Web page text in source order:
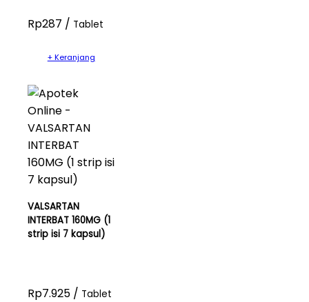
Rp287 / Tablet
+ Keranjang
VALSARTAN
INTERBAT 160MG (1
strip isi 7 kapsul)
Rp7.925 / Tablet